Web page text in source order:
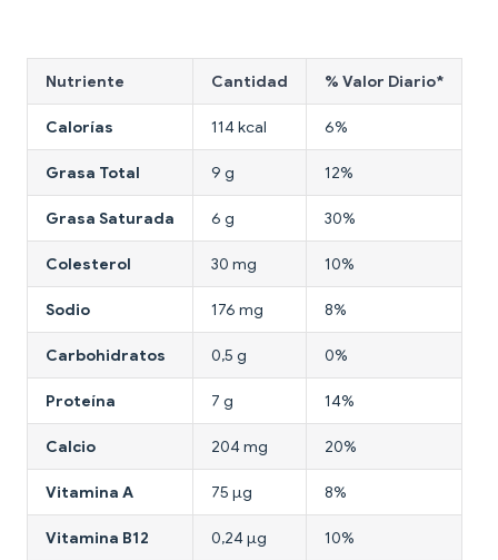
Nutriente Cantidad % Valor Diario*
Calorías 114 kcal 6%
Grasa Total 9 g 12%
Grasa Saturada 6 g 30%
Colesterol 30 mg 10%
Sodio 176 mg 8%
Carbohidratos 0,5 g 0%
Proteína 7 g 14%
Calcio 204 mg 20%
Vitamina A 75 µg 8%
Vitamina B12 0,24 µg 10%